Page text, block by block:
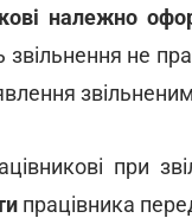
належно
не
при
працівника